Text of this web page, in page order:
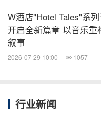
格林斯伯勒
美国马里兰州贝塞斯
W酒店"Hotel Tales"系
开启全新篇章 以音乐重
叙事
2026-07-29 10:00 1057
行业新闻